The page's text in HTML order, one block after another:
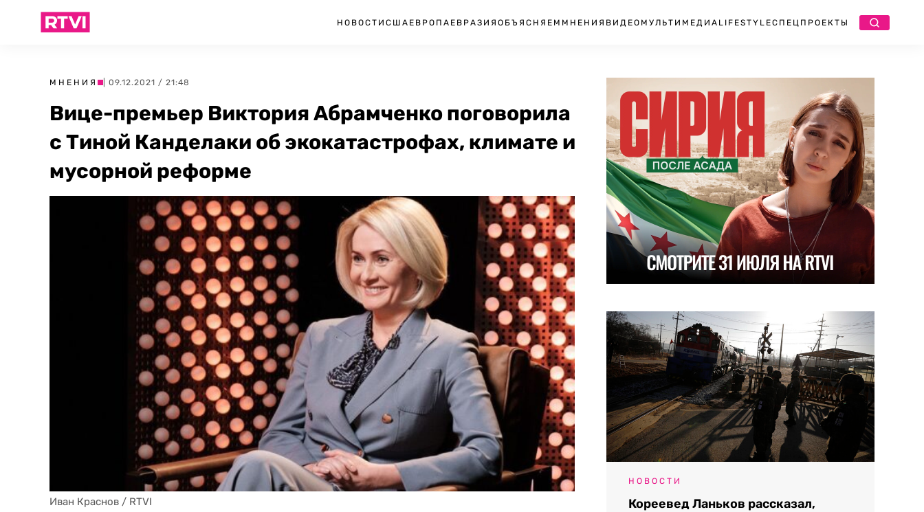
НОВОСТИ США ЕВРОПА ЕВРАЗИЯ ОБЪЯСНЯЕМ МНЕНИЯ ВИДЕО МУЛЬТИМЕДИА LIFESTYLEСПЕЦПРОЕКТЫ
МНЕНИЯ | 09.12.2021 / 21:48
Вице-премьер Виктория Абрамченко поговорила
с Тиной Канделаки об экокатастрофах, климате и
мусорной реформе
Иван Краснов / RTVI
НОВОСТИ
Кореевед Ланьков рассказал,